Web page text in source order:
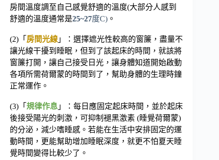
房間溫度調至自己感覺舒適的溫度(大部分人感到
舒適的溫度通常是25~27度C) 。
(2) 「 房間光線 」：選擇遮光性較高的窗簾，盡量不
讓光線干擾到睡眠，但到了該起床的時間，就該將
窗簾打開，讓自己接受日光，讓身體知道開始啟動
各項所需荷爾蒙的時間到了，幫助身體的生理時鐘
正常運作。
(3) 「 規律作息 」：每日應固定起床時間，並於起床
後接受陽光的刺激，可抑制褪黑激素 (睡覺荷爾蒙)
的分泌，減少嗜睡感。若能在生活中安排固定的運
動時間，更能幫助增加睡眠深度，就更不怕夏天睡
覺時間變得比較少了。